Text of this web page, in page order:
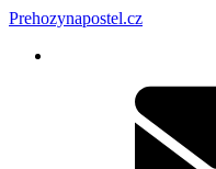
Prehozynapostel.cz